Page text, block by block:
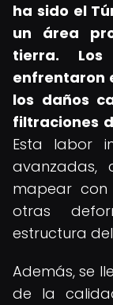
ha sido el
un área
tierra.
enfrentaron
los daños
filtraciones
Esta labor
avanzadas,
mapear con
otras
estructura
Además, se
de la